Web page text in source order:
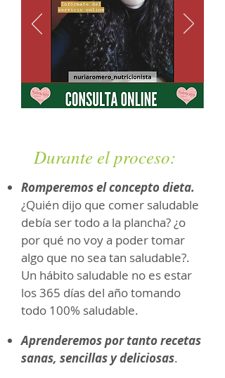
Durante el proceso:
Romperemos el concepto dieta.
¿Quién dijo que comer saludable
debía ser todo a la plancha? ¿o
por qué no voy a poder tomar
algo que no sea tan saludable?.
Un hábito saludable no es estar
los 365 días del año tomando
todo 100% saludable.
Aprenderemos por tanto recetas
sanas, sencillas y deliciosas.